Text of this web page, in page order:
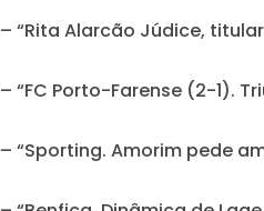
– “Rita Alarcão Júdice,
– “FC Porto-Farense (2-1).
– “Sporting. Amorim pede